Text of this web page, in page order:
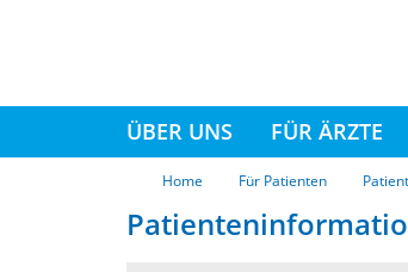
ÜBER UNS FÜR ÄRZTE
Home Für Patienten